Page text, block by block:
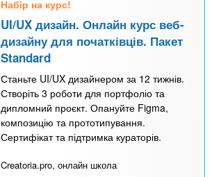
Набір на курс!
UI/UX дизайн. Онлайн курс веб-
дизайну для початківців. Пакет
Standard
Станьте UI/UX дизайнером за 12 тижнів.
Створіть 3 роботи для портфоліо та
дипломний проєкт. Опануйте Figma,
композицію та прототипування.
Сертифікат та підтримка кураторів.
Creatoria.pro, онлайн школа